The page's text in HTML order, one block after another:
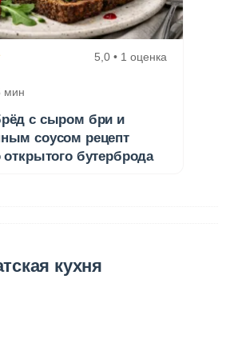
5,0 • 1 оценка
мин
с сыром бри и
соусом рецепт
открытого бутерброда
кухня